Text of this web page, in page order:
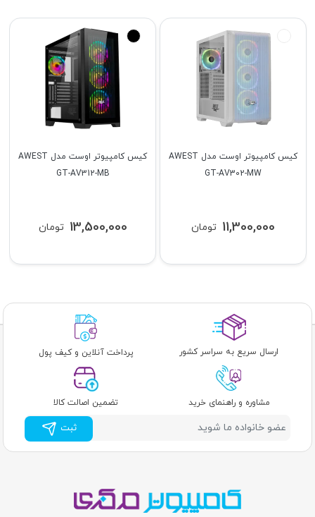
کیس کامپیوتر اوست مدل AWEST
GT-AV312-MB
تومان 13,500,000
کیس کامپیوتر اوست مدل AWEST
GT-AV302-MW
تومان 11,300,000
ارسال سریع به سراسر کشور پرداخت آنلاین و کیف پول
مشاوره و راهنمای خرید تضمین اصالت کالا
ثبت